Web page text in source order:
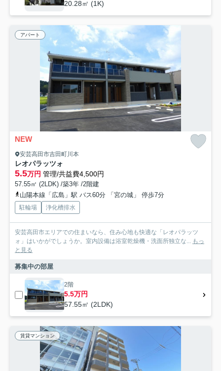
20.28㎡ (1K)
アパート
NEW
安芸高田市吉田町川本
レオパラッツォ
5.5万円 管理/共益費4,500円
57.55㎡ (2LDK) /築3年 /2階建
山陽本線「広島」駅 バス60分 「宮の城」 停歩7分
駐輪場 浄化槽排水
安芸高田市エリアでの住まいなら、住み心地も快適な「レオパラッツ
ォ」はいかがでしょうか。室内設備は浴室乾燥機・洗面所独立な... もっ
と見る
募集中の部屋
2階
5.5万円
57.55㎡ (2LDK)
賃貸マンション